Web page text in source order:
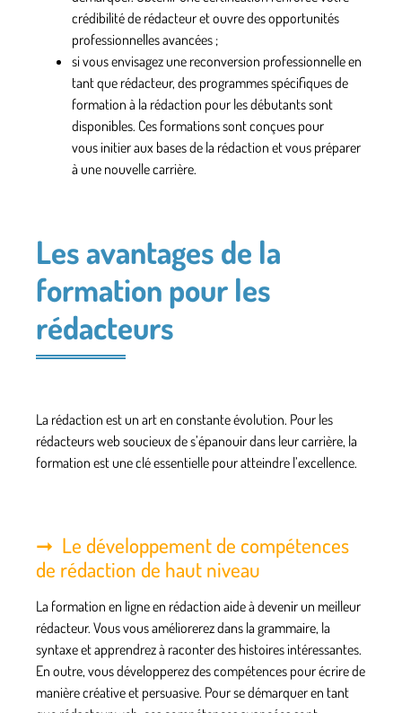
crédibilité de rédacteur et ouvre des opportunités
professionnelles avancées ;
si vous envisagez une reconversion professionnelle en
tant que rédacteur, des programmes spécifiques de
formation à la rédaction pour les débutants sont
disponibles. Ces formations sont conçues pour
vous initier aux bases de la rédaction et vous préparer
à une nouvelle carrière.
Les avantages de la
formation pour les
rédacteurs
La rédaction est un art en constante évolution. Pour les
rédacteurs web soucieux de s’épanouir dans leur carrière, la
formation est une clé essentielle pour atteindre l’excellence.
Le développement de compétences
de rédaction de haut niveau
La formation en ligne en rédaction aide à devenir un meilleur
rédacteur. Vous vous améliorerez dans la grammaire, la
syntaxe et apprendrez à raconter des histoires intéressantes.
En outre, vous développerez des compétences pour écrire de
manièrecréative et persuasive. Pour se démarquer en tant